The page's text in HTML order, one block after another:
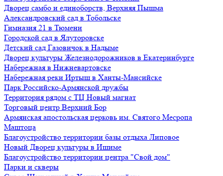
Дворец самбо и единоборств, Верхняя Пышма
Александровский сад в Тобольске
Гимназия 21 в Тюмени
Городской сад в Ялуторовске
Детский сад Газовичок в Надыме
Дворец культуры Железнодорожников в Екатеринбурге
Набережная в Нижневартовске
Набережная реки Иртыш в Ханты-Мансийске
Парк Российско-Армянской дружбы
Территория рядом с ТЦ Новый магнат
Торговый центр Верхний Бор
Армянская апостольская церковь им. Святого Месропа
Маштоца
Благоустройство территории базы отдыха Липовое
Нoвый Двoрeц культуры в Ишимe
Благоустройство территории центра "Свой дом"
Парки и скверы